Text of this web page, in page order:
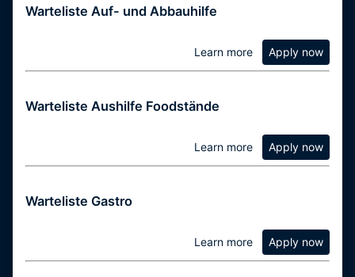
Warteliste Auf- und Abbauhilfe
Learn more Apply now
Warteliste Aushilfe Foodstände
Learn more Apply now
Warteliste Gastro
Learn more Apply now